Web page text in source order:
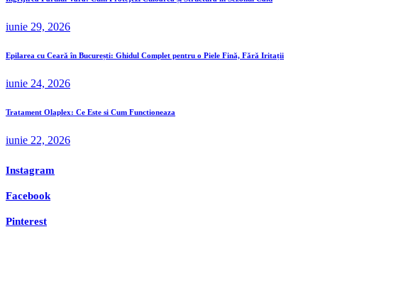
iunie 29, 2026
Epilarea cu Ceară în București: Ghidul Complet pentru o Piele Fină, Fără Iritații
iunie 24, 2026
Tratament Olaplex: Ce Este si Cum Functioneaza
iunie 22, 2026
Instagram
Facebook
Pinterest